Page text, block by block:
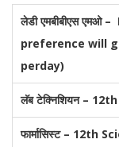
लेडी एमबीबीएस
preference will
perday)
लॅब टेक्निशियन –
फार्मासिस्ट – 12th